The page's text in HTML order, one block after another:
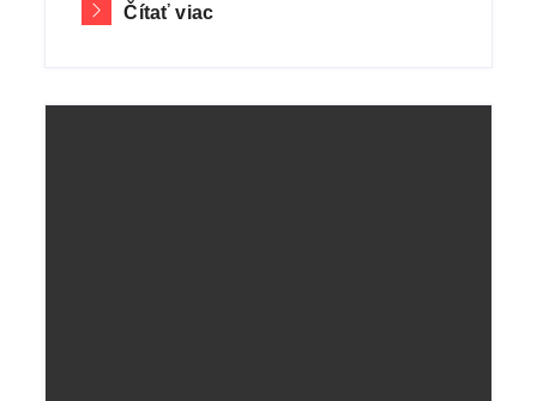
Čítať viac